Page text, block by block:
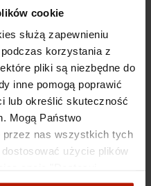
cookie
służą zapewnieniu
korzystania z
pliki są niezbędne do
inne pomogą poprawić
lub określić skuteczność
Mogą Państwo
nas wszystkich tych
użycie plików
dolnym rogu. W lewym rogu
rozmiaru pracy. Dzięki gwarancji
charakteru dobrej inwestycji na